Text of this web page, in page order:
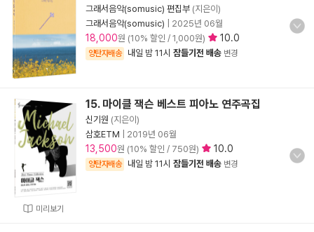
그래서음악(somusic) 편집부 (지은이)
그래서음악(somusic)
2025년 06월
18,000원 (10% 할인 / 1,000원) 10.0
양탄자배송 내일 밤 11시 잠들기전 배송 변경
미리보기
15. 마이클 잭슨 베스트 피아노 연주곡집
신기원 (지은이)
삼호ETM
2019년 06월
13,500원 (10% 할인 / 750원) 10.0
양탄자배송 내일 밤 11시 잠들기전 배송 변경